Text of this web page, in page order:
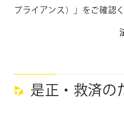
プライアンス）」をご確認く
是正・救済の